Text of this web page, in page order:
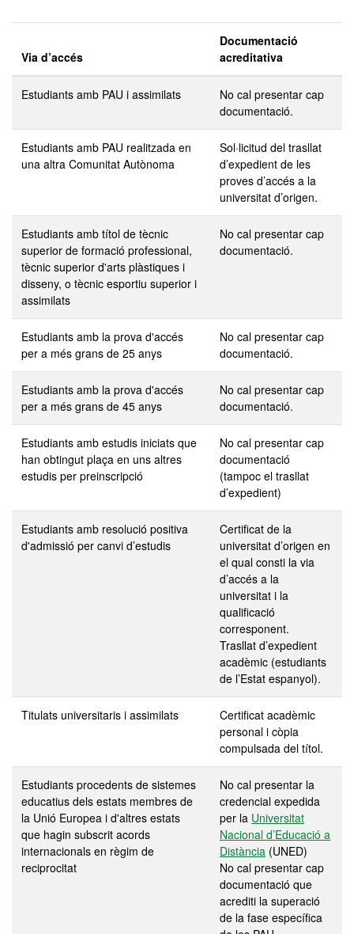
Via d’accés
Documentació
acreditativa
Estudiants amb PAU i assimilats
No cal presentar cap
documentació.
Estudiants amb PAU realitzada en
una altra Comunitat Autònoma
Sol·licitud del trasllat
d’expedient de les
proves d’accés a la
universitat d’origen.
Estudiants amb títol de tècnic
superior de formació professional,
tècnic superior d'arts plàstiques i
disseny, o tècnic esportiu superior i
assimilats
No cal presentar cap
documentació.
Estudiants amb la prova d'accés
per a més grans de 25 anys
No cal presentar cap
documentació.
Estudiants amb la prova d'accés
per a més grans de 45 anys
No cal presentar cap
documentació.
Estudiants amb estudis iniciats que
han obtingut plaça en uns altres
estudis per preinscripció
No cal presentar cap
documentació
(tampoc el trasllat
d’expedient)
Estudiants amb resolució positiva
d'admissió per canvi d’estudis
Certificat de la
universitat d’origen en
el qual consti la via
d’accés a la
universitat i la
qualificació
corresponent.
Trasllat d’expedient
acadèmic (estudiants
de l’Estat espanyol).
Titulats universitaris i assimilats
Certificat acadèmic
personal i còpia
compulsada del títol.
Estudiants procedents de sistemes
educatius dels estats membres de
la Unió Europea i d'altres estats
que hagin subscrit acords
internacionals en règim de
reciprocitat
No cal presentar la
credencial expedida
per la Universitat
Nacional d’Educació a
Distància (UNED)
No cal presentar cap
documentació que
acrediti la superació
de la fase específica